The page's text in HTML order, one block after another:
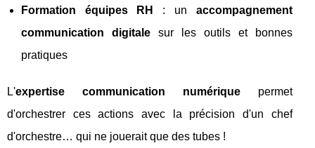
Formation équipes RH
: un accompagnement
communication digitalesur les outils et bonnes
pratiques
L'expertise communication numériquepermet
d'orchestrer ces actions avec la précision d'un chef
d'orchestre… qui ne jouerait que des tubes !